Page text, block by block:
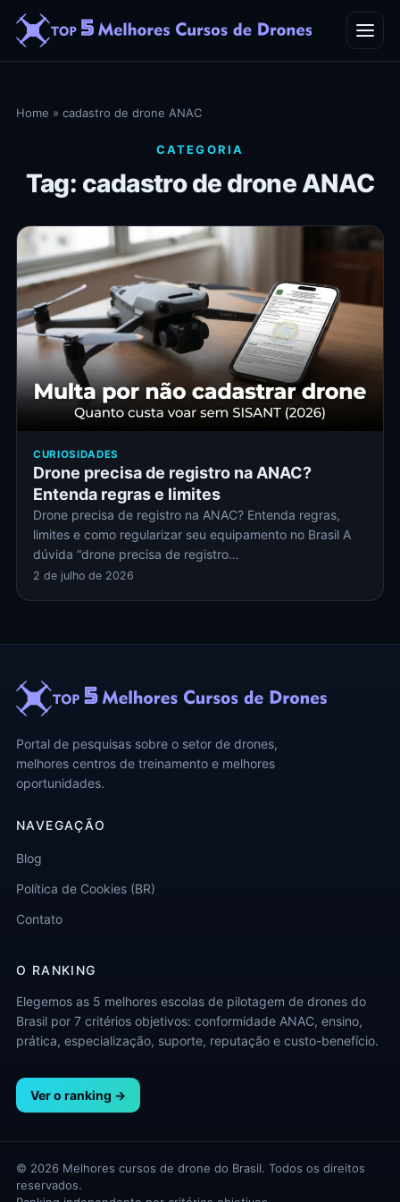
Contato
Home » cadastro de drone ANAC
CATEGORIA
Tag: cadastro de drone ANAC
CURIOSIDADES
Drone precisa de registro na ANAC?
Entenda regras e limites
Drone precisa de registro na ANAC? Entenda regras,
limites e como regularizar seu equipamento no Brasil A
dúvida “drone precisa de registro…
2 de julho de 2026
Portal de pesquisas sobre o setor de drones,
melhores centros de treinamento e melhores
oportunidades.
NAVEGAÇÃO
Blog
Política de Cookies (BR)
Contato
O RANKING
Elegemos as 5 melhores escolas de pilotagem de drones do
Brasil por 7 critérios objetivos: conformidade ANAC, ensino,
prática, especialização, suporte, reputação e custo-benefício.
Ver o ranking →
© 2026 Melhores cursos de drone do Brasil. Todos os direitos
reservados.